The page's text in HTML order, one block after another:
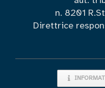
n. 8201
Direttrice